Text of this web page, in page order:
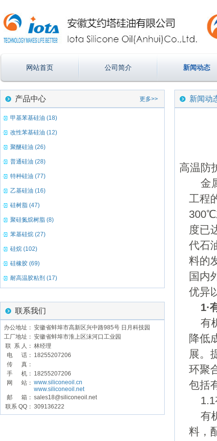
网站首页 公司简介 新闻动态
产品中心 更多>>
甲基苯基硅油 (18)
改性苯基硅油 (12)
聚醚硅油 (26)
普通硅油 (28)
特种硅油 (77)
乙基硅油 (16)
硅树脂 (47)
聚硅氮烷树脂 (8)
苯基硅烷 (27)
硅烷 (102)
硅橡胶 (69)
耐高温胶粘剂 (17)
联系我们
办公地址： 安徽省蚌埠市高新区兴中路985号 日月科技园
工厂地址： 安徽省蚌埠市淮上区沫河口工业园
联 系 人： 林经理
电 话： 18255207206
传 真：
手 机： 18255207206
网 站： www.siliconeoil.cn
www.siliconeoil.net
邮 箱： sales18@siliconeoil.net
联系 QQ： 309136222
新闻动
高温防
金
工程
300℃
度已
代石
料的
国内
优异
1·
有
降低
展。
环聚
包括
1.1
有
料，